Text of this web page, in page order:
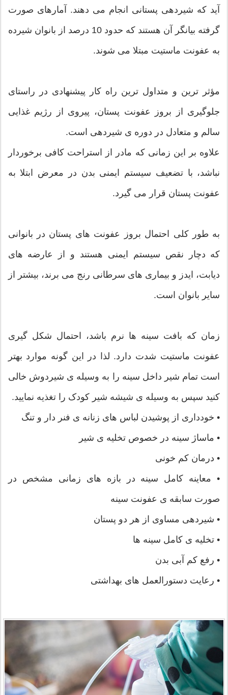
آید که شیردهی پستانی انجام می دهند. آمارهای صورت
گرفته بیانگر آن هستند که حدود 10 درصد از بانوان شیرده
به عفونت ماستیت مبتلا می شوند.
مؤثر ترین و متداول ترین راه کار پیشنهادی در راستای
جلوگیری از بروز عفونت پستان، پیروی از رژیم غذایی
سالم و متعادل در دوره ی شیردهی است.
علاوه بر این زمانی که مادر از استراحت کافی برخوردار
نباشد، با تضعیف سیستم ایمنی بدن در معرض ابتلا به
عفونت پستان قرار می گیرد.
به طور کلی احتمال بروز عفونت های پستان در بانوانی
که دچار نقص سیستم ایمنی هستند و از عارضه های
دیابت، ایدز و بیماری های سرطانی رنج می برند، بیشتر از
سایر بانوان است.
زمان که بافت سینه ها نرم باشد، احتمال شکل گیری
عفونت ماستیت شدت دارد. لذا در این گونه موارد بهتر
است تمام شیر داخل سینه را به وسیله ی شیردوش خالی
کنید سپس به وسیله ی شیشه شیر کودک را تغذیه نمایید.
• خودداری از پوشیدن لباس های زنانه ی فنر دار و تنگ
• ماساژ سینه در خصوص تخلیه ی شیر
• درمان کم خونی
• معاینه کامل سینه در بازه های زمانی مشخص در
صورت سابقه ی عفونت سینه
• شیردهی مساوی از هر دو پستان
• تخلیه ی کامل سینه ها
• رفع کم آبی بدن
• رعایت دستورالعمل های بهداشتی